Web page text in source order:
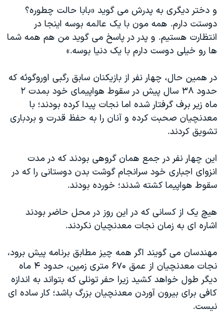
و دختر ديگری به پدرش می گويد «بابا حالت چطوره؟
دوستت دارم. همه مون با يک عالمه بوسه اينجا در
انتظارت هستيم. و پدر در پاسخ می گويد من هم همه شما
ها رو خيلی دوست دارم با يک دنيا بوسه.»
در همين حال، چهار نفر از بازيکنان سابق رگبی اوروگوئه که
حدود ۳۸ سال پيش در سقوط هواپيمای خود بمدت ۲
ماه زير برف گرفتار شده اما نجات پيدا کرده بودند؛ با
معدنچيان صحبت کرده و آنان را به حفظ قدرت و بردباری
تشويق کردند.
اين چهار نفر در جمع همان گروهی بودند که در مدت
انزوای اجباری خود سرانجام گوشت بدن دوستانی را که در
سقوط هواپيما کشته شدند؛ خورده بودند.
هيچ يک از کسانی که در اين روز در محل حاضر بودند
اشاره ای به زمان نجات معدنچيان نکردند.
مهندسان می گويند اگر همه چيز مطابق برنامه پيش برود،
نجات معدنچيان از عمق ۶۷۰ متری زمين، حدود ۴ ماه
ديگر طول خواهد کشيد زيرا حفر تونلی که بتواند به اندازه
کافی برای بيرون آوردن معدنچيان بزرگ باشد؛ کار ساده ای
نيست.